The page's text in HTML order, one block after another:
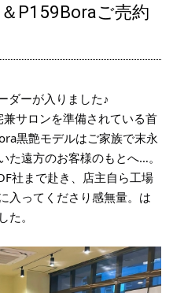
ご注文をいただきました♪
、ご注文をいただきました♪
艶出 プレップアップ♪
出 プレップアップ♪
】ペトロフP173 Breeze＆
P159Boraご売約
ダーが入りました♪
サロンを準備されている首
黒艶モデルはご家族で末永
た遠方のお客様のもとへ…。
社まで赴き、店主自ら工場
入ってくださり感無量。は
。